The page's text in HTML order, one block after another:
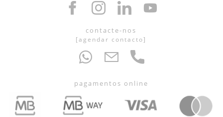
contacte-nos
[agendar contacto]
pagamentos online